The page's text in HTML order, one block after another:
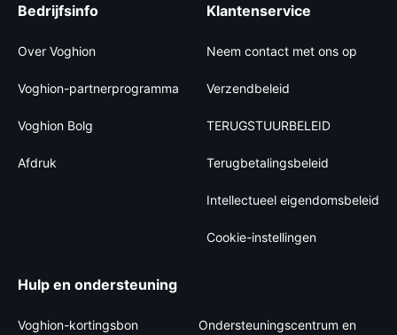
Bedrijfsinfo
Over Voghion
Voghion-partnerprogramma
Voghion Bolg
Afdruk
Klantenservice
Neem contact met ons op
Verzendbeleid
TERUGSTUURBELEID
Terugbetalingsbeleid
Intellectueel eigendomsbeleid
Cookie-instellingen
Hulp en ondersteuning
Voghion-kortingsbon
Ondersteuningscentrum en